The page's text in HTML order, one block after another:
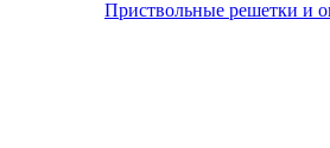
Приствольные решетки и